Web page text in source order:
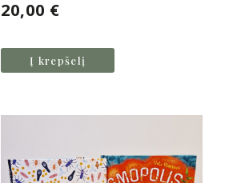
20,00 €
Į krepšelį